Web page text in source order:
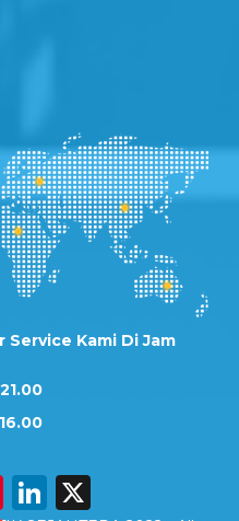
Kami Di Jam
PinterestLinkedIn